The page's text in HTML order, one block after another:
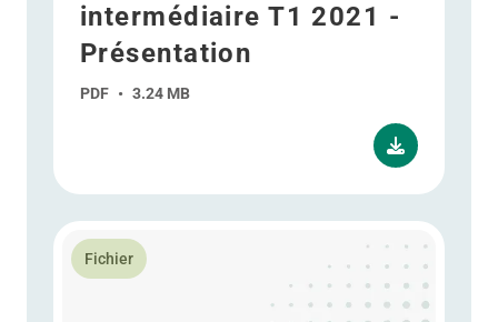
intermédiaire T1 2021 -
Présentation
PDF • 3.24 MB
Fichier
En savoir plus Résultats annuels 2020 - Présentation